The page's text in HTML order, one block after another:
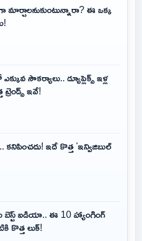
మార్చాలనుకుంటున్నారా? ఈ ఒక్క
సౌకర్యాలు.. డ్యూప్లెక్స్ ఇళ్ల
ఇవే!
ఇదే కొత్త 'ఇన్విజిబుల్
బెస్ట్ ఐడియా.. ఈ 10 హ్యాంగింగ్
కొత్త లుక్!